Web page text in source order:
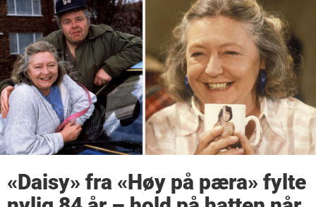
«Daisy» fra «Høy på pæra» fylte